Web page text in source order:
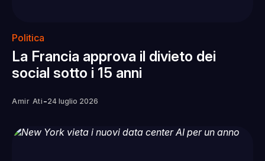
Politica
La Francia approva il divieto dei
social sotto i 15 anni
Amir Ati -24 luglio 2026